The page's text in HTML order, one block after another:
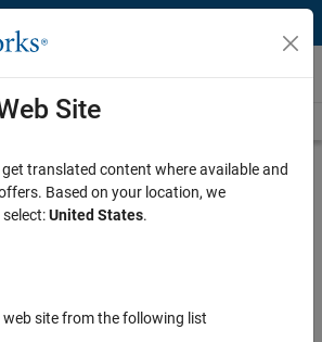
ビ
研究所がスマートグ
発の統合プラットフ
Site
translated content where available and
Based on your location, we
United States.
web site from the following list